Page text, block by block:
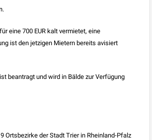
eine 700 EUR kalt vermietet, eine
ist den jetzigen Mietern bereits avisiert
beantragt und wird in Bälde zur Verfügung
Ortsbezirke der Stadt Trier in Rheinland-Pfalz